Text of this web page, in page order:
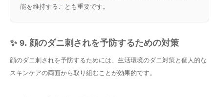
能を維持することも重要です。
✨ 9. 顔のダニ刺されを予防するための対策
顔のダニ刺されを予防するためには、生活環境のダニ対策と個人的な
スキンケアの両面から取り組むことが効果的です。